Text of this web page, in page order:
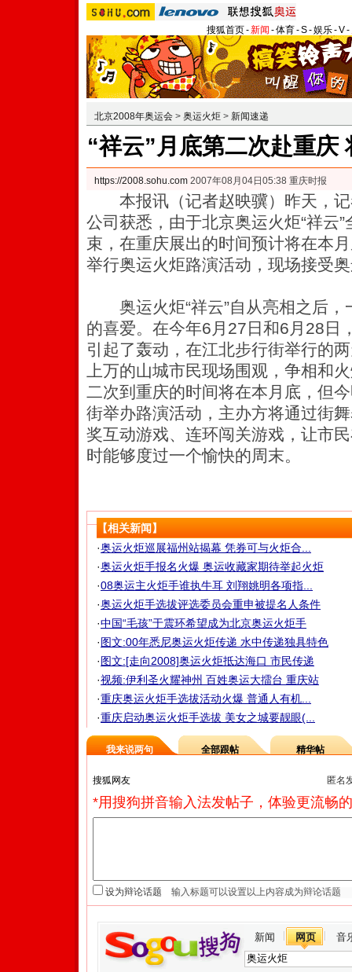
搜狐首页-新闻 -体育-S-娱乐-V-
北京2008年奥运会 > 奥运火炬 > 新闻速递
“祥云”月底第二次赴重庆
https://2008.sohu.com 2007年08月04日05:38 重庆时报
本报讯（记者赵映骥）昨天，记
公司获悉，由于北京奥运火炬“祥云
束，在重庆展出的时间预计将在本
举行奥运火炬路演活动，现场接受
奥运火炬“祥云”自从亮相之后，
的喜爱。在今年6月27日和6月28日
引起了轰动，在江北步行街举行的
上万的山城市民现场围观，争相和
二次到重庆的时间将在本月底，但
街举办路演活动，主办方将通过街
奖互动游戏、连环闯关游戏，让市
时能够度过一个愉快的周末。
【相关新闻】
·奥运火炬巡展福州站揭幕 凭券可与火炬合...
·奥运火炬手报名火爆 奥运收藏家期待举起火炬
·08奥运主火炬手谁执牛耳 刘翔姚明各项指...
·奥运火炬手选拔评选委员会重申被提名人条件
·中国“毛孩”于震环希望成为北京奥运火炬手
·图文:00年悉尼奥运火炬传递 水中传递独具特色
·图文:[走向2008]奥运火炬抵达海口 市民传递
·视频:伊利圣火耀神州 百姓奥运大擂台 重庆站
·重庆奥运火炬手选拔活动火爆 普通人有机...
·重庆启动奥运火炬手选拔 美女之城要靓眼(...
我来说两句 全部跟帖 精华帖
匿名
*用搜狗拼音输入法发帖子，体验更流畅
设为辩论话题
新闻 网页 音